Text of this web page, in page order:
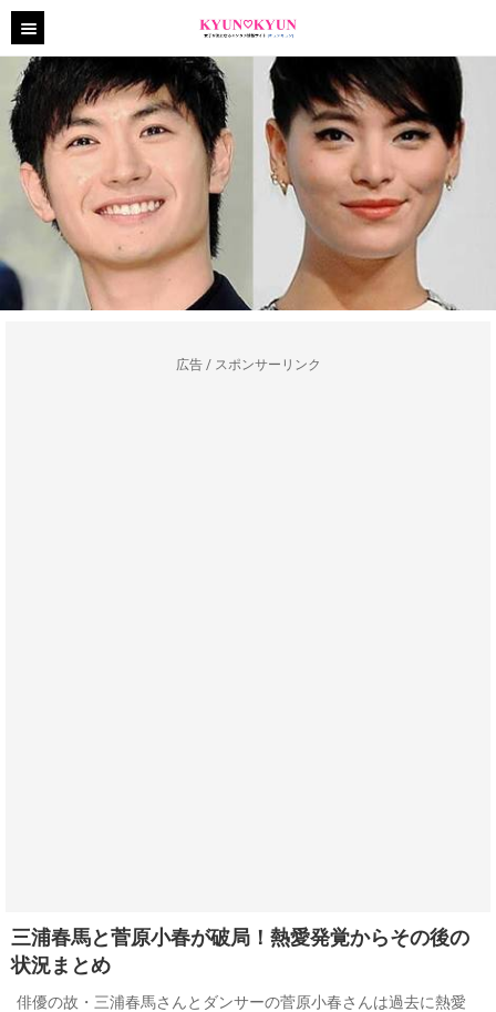
広告 / スポンサーリンク
三浦春馬と菅原小春が破局！熱愛発覚からその後の
状況まとめ
俳優の故・三浦春馬さんとダンサーの菅原小春さんは過去に熱愛